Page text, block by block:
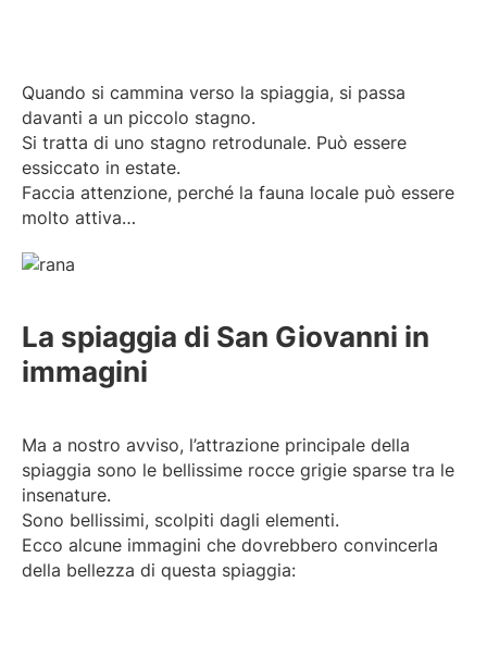
Quando si cammina verso la spiaggia, si passa
davanti a un piccolo stagno.
Si tratta di uno stagno retrodunale. Può essere
essiccato in estate.
Faccia attenzione, perché la fauna locale può essere
molto attiva…
La spiaggia di San Giovanni in
immagini
Ma a nostro avviso, l’attrazione principale della
spiaggia sono le bellissime rocce grigie sparse tra le
insenature.
Sono bellissimi, scolpiti dagli elementi.
Ecco alcune immagini che dovrebbero convincerla
della bellezza di questa spiaggia: